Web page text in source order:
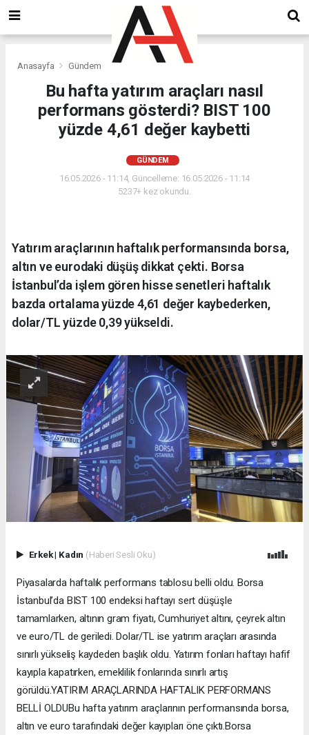
Anasayfa Gündem
Bu hafta yatırım araçları nasıl
performans gösterdi? BIST 100
yüzde 4,61 değer kaybetti
GÜNDEM
16.05.2026 - 11:14, Güncelleme: 16.05.2026 - 11:14
5237+ kez okundu.
Yatırım araçlarının haftalık performansında borsa,
altın ve eurodaki düşüş dikkat çekti. Borsa
İstanbul’da işlem gören hisse senetleri haftalık
bazda ortalama yüzde 4,61 değer kaybederken,
dolar/TL yüzde 0,39 yükseldi.
Erkek| Kadın (Haberi Sesli Oku)
Piyasalarda haftalık performans tablosu belli oldu. Borsa
İstanbul’da BIST 100 endeksi haftayı sert düşüşle
tamamlarken, altının gram fiyatı, Cumhuriyet altını, çeyrek altın
ve euro/TL de geriledi. Dolar/TL ise yatırım araçları arasında
sınırlı yükseliş kaydeden başlık oldu. Yatırım fonları haftayı hafif
kayıpla kapatırken, emeklilik fonlarında sınırlı artış
görüldü.YATIRIM ARAÇLARINDA HAFTALIK PERFORMANS
BELLİ OLDUBu hafta yatırım araçlarının performansında borsa,
altın ve euro tarafındaki değer kayıpları öne çıktı.Borsa